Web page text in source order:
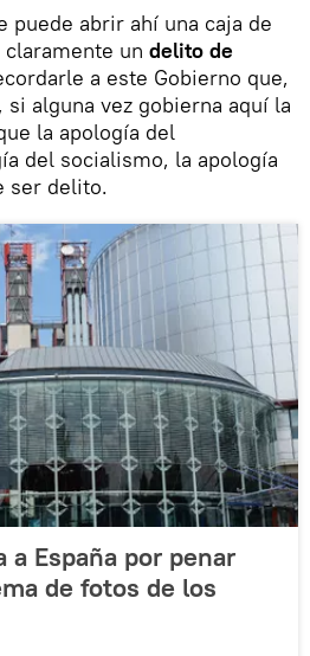
puede abrir ahí una caja de
un delito de
a este Gobierno que,
alguna vez gobierna aquí la
la apología del
del socialismo, la apología
ser delito.
a España por penar
de fotos de los